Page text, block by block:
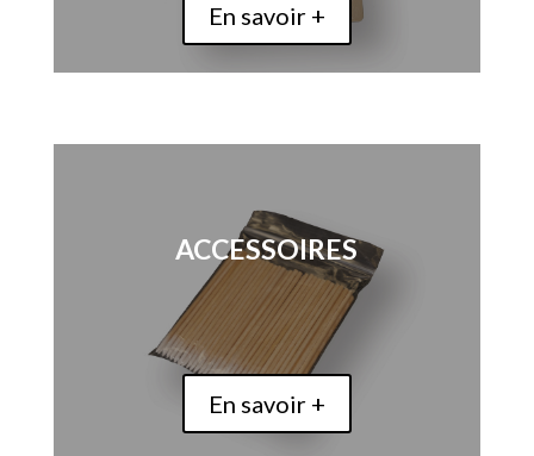
En savoir +
ACCESSOIRES
En savoir +